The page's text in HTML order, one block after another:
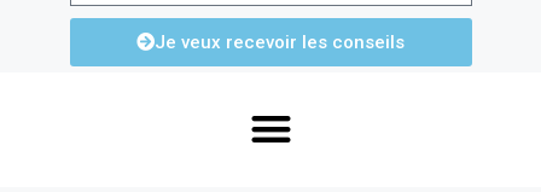
Je veux recevoir les conseils